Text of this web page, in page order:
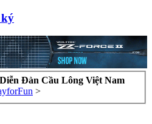
Đàn Cầu Lông Việt Nam
>